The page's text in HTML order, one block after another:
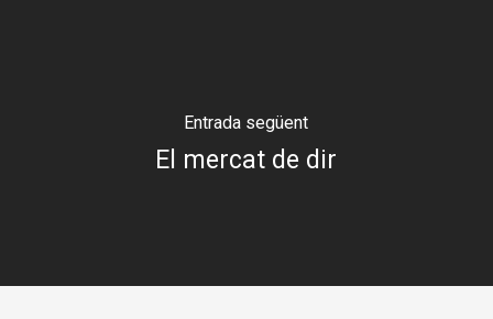
Entrada següent
El mercat de dir